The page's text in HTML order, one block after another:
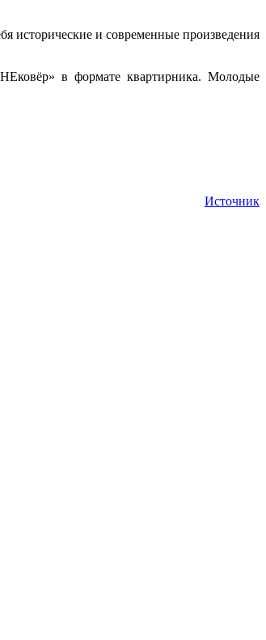
исторические и современные произведения
в формате квартирника. Молодые
Источник